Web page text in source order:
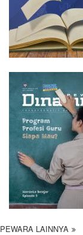
PEWARA LAINNYA